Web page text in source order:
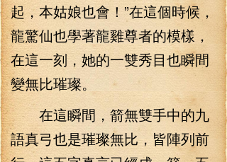
起，本姑娘也會！”在這個時候，
龍驚仙也學著龍雞尊者的模樣，
在這一刻，她的一雙秀目也瞬間
變無比璀璨。
在這瞬間，箭無雙手中的九
語真弓也是璀璨無比，皆陣列前